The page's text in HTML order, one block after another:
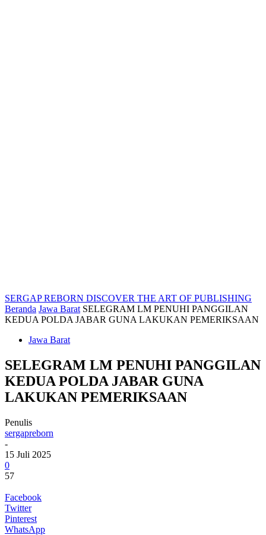
SERGAP REBORN DISCOVER THE ART OF PUBLISHING
Beranda Jawa Barat SELEGRAM LM PENUHI PANGGILAN
KEDUA POLDA JABAR GUNA LAKUKAN PEMERIKSAAN
Jawa Barat
SELEGRAM LM PENUHI PANGGILAN
KEDUA POLDA JABAR GUNA
LAKUKAN PEMERIKSAAN
Penulis
sergapreborn
-
15 Juli 2025
0
57
Facebook
Twitter
Pinterest
WhatsApp